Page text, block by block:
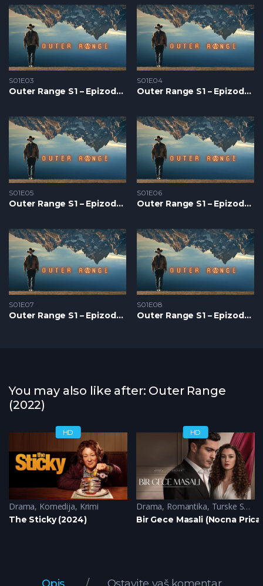
S01E03
Outer Range S1 – Epizoda 03
S01E04
Outer Range S1 – Epizoda 04
S01E05
Outer Range S1 – Epizoda 05
S01E06
Outer Range S1 – Epizoda 06
S01E07
Outer Range S1 – Epizoda 07
S01E08
Outer Range S1 – Epizoda 08
You may also like after: Outer Range
(2022)
HD
Drama, Komedija, Krimi
The Sticky (2024)
HD
Drama, Romantika, Turske Serije
Bir Gece Masali (Nocna Prica)
Opis Ostavite vaš komentar